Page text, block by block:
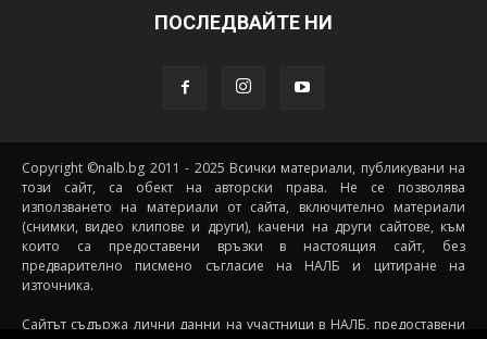
ПОСЛЕДВАЙТЕ НИ
Copyright ©nalb.bg 2011 - 2025 Всички материали, публикувани на
този сайт, са обект на авторски права. Не се позволява
използването на материали от сайта, включително материали
(снимки, видео клипове и други), качени на други сайтове, към
които са предоставени връзки в настоящия сайт, без
предварително писмено съгласие на НАЛБ и цитиране на
източника.
Сайтът съдържа лични данни на участници в НАЛБ, предоставени